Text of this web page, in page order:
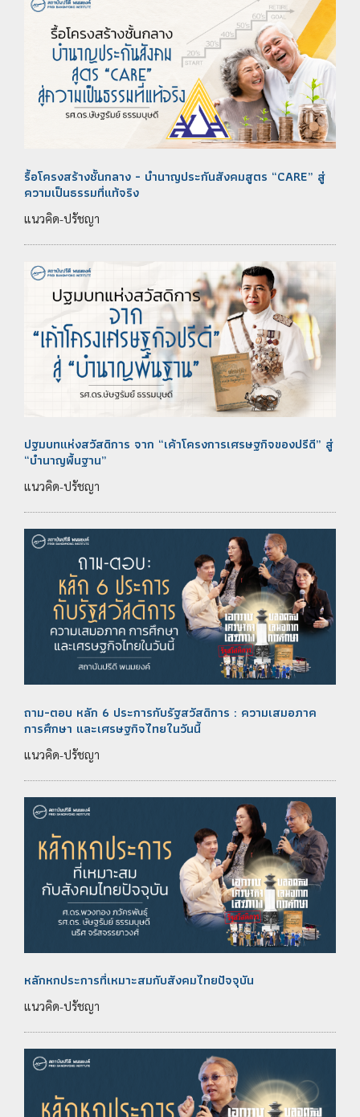
รื้อโครงสร้างชั้นกลาง - บำนาญประกันสังคมสูตร “CARE” สู่
ความเป็นธรรมที่แท้จริง
แนวคิด-ปรัชญา
ปฐมบทแห่งสวัสดิการ จาก “เค้าโครงการเศรษฐกิจของปรีดี” สู่
“บำนาญพื้นฐาน”
แนวคิด-ปรัชญา
ถาม-ตอบ หลัก 6 ประการกับรัฐสวัสดิการ : ความเสมอภาค
การศึกษา และเศรษฐกิจไทยในวันนี้
แนวคิด-ปรัชญา
หลักหกประการที่เหมาะสมกับสังคมไทยปัจจุบัน
แนวคิด-ปรัชญา